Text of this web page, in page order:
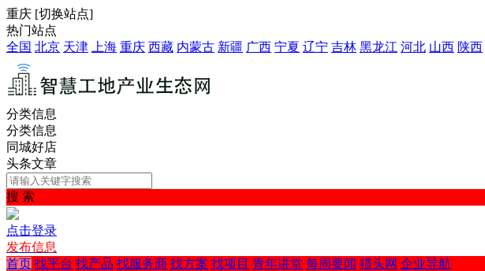
重庆 [切换站点]
热门站点
全国 北京 天津 上海 重庆 西藏 内蒙古 新疆 广西 宁夏 辽宁 吉林 黑龙江 河北 山西 陕西
分类信息
分类信息
同城好店
头条文章
搜 索
点击登录
发布信息
首页 找平台 找产品 找服务商 找方案 找项目 青年讲堂 每周要闻 猎头网 企业导航